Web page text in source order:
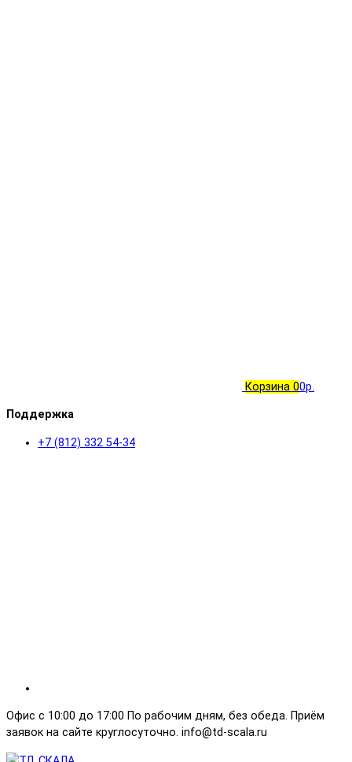
Корзина 00р.
Поддержка
+7 (812) 332 54-34
Офис с 10:00 до 17:00 По рабочим дням, без обеда. Приём
заявок на сайте круглосуточно. info@td-scala.ru